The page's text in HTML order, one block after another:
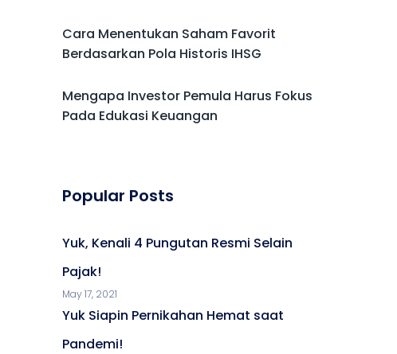
Cara Menentukan Saham Favorit
Berdasarkan Pola Historis IHSG
Mengapa Investor Pemula Harus Fokus
Pada Edukasi Keuangan
Popular Posts
Yuk, Kenali 4 Pungutan Resmi Selain
Pajak!
May 17, 2021
Yuk Siapin Pernikahan Hemat saat
Pandemi!